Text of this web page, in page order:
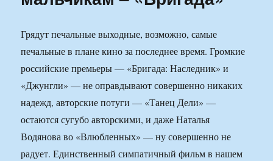
Грядут печальные выходные, возможно, самые
печальные в плане кино за последнее время. Громкие
российские премьеры — «Бригада: Наследник» и
«Джунгли» — не оправдывают совершенно никаких
надежд, авторские потуги — «Танец Дели» —
остаются сугубо авторскими, и даже Наталья
Водянова во «Влюбленных» — ну совершенно не
радует. Единственный симпатичный фильм в нашем